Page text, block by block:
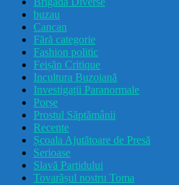
buzau
Cancan
Fără categorie
Fashion politic
Feișăn Critique
Incultura Buzoiană
Investigații Paranormale
Porșe
Prostul Săptămânii
Recente
Școala Ajutătoare de Presă
Serioase
Slavă Partidului
Tovarășul nostru Toma